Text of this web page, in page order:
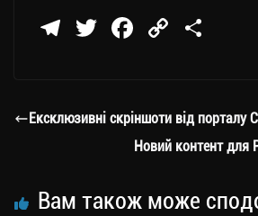
Te
a
T
er
Fa
ok
C
Li
nk
ли
ти
Ексклюзивні скріншоти від порталу
Новий контент для
Вам також може